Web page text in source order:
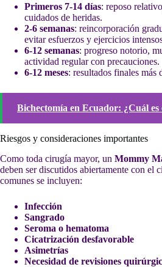
Primeros 7-14 días: reposo
cuidados de heridas.
2-6 semanas: reincorporación
evitar esfuerzos y ejercicios
6-12 semanas: progreso notorio,
actividad regular con precauciones.
6-12 meses: resultados finales más
Bichectomía en Ecuador: ¿Cuál es
Riesgos y consideraciones importantes
Como toda cirugía mayor, un Mommy
deben ser discutidos abiertamente con el
comunes se incluyen:
Infección
Sangrado
Seroma o hematoma
Cicatrización desfavorable
Asimetrías
Necesidad de revisiones